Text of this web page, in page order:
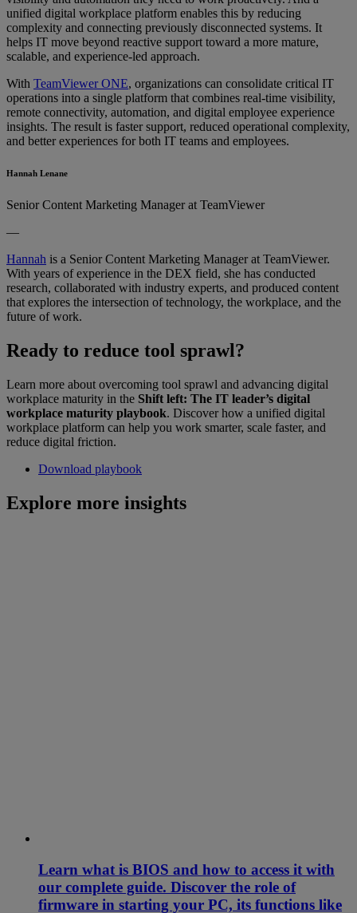
unified digital workplace platform enables this by reducing
complexity and connecting previously disconnected systems. It
helps IT move beyond reactive support toward a more mature,
scalable, and experience-led approach.
With TeamViewer ONE, organizations can consolidate critical IT
operations into a single platform that combines real-time visibility,
remote connectivity, automation, and digital employee experience
insights. The result is faster support, reduced operational complexity,
and better experiences for both IT teams and employees.
Hannah Lenane
Senior Content Marketing Manager at TeamViewer
—
Hannah is a Senior Content Marketing Manager at TeamViewer.
With years of experience in the DEX field, she has conducted
research, collaborated with industry experts, and produced content
that explores the intersection of technology, the workplace, and the
future of work.
Ready to reduce tool sprawl?
Learn more about overcoming tool sprawl and advancing digital
workplace maturity in the Shift left: The IT leader’s digital
workplace maturity playbook. Discover how a unified digital
workplace platform can help you work smarter, scale faster, and
reduce digital friction.
Download playbook
Explore more insights
Learn what is BIOS and how to access it with
our complete guide. Discover the role of
firmware in starting your PC, its functions like